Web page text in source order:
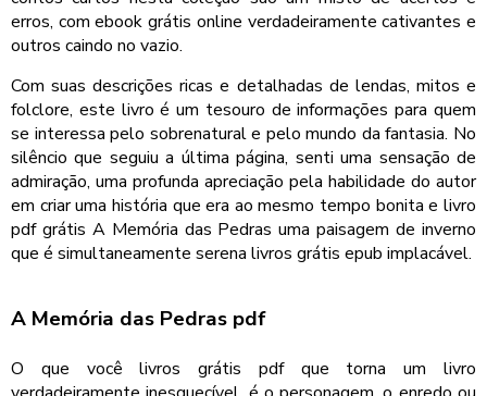
erros, com ebook grátis online verdadeiramente cativantes e
outros caindo no vazio.
Com suas descrições ricas e detalhadas de lendas, mitos e
folclore, este livro é um tesouro de informações para quem
se interessa pelo sobrenatural e pelo mundo da fantasia. No
silêncio que seguiu a última página, senti uma sensação de
admiração, uma profunda apreciação pela habilidade do autor
em criar uma história que era ao mesmo tempo bonita e livro
pdf grátis A Memória das Pedras uma paisagem de inverno
que é simultaneamente serena livros grátis epub implacável.
A Memória das Pedras pdf
O que você livros grátis pdf que torna um livro